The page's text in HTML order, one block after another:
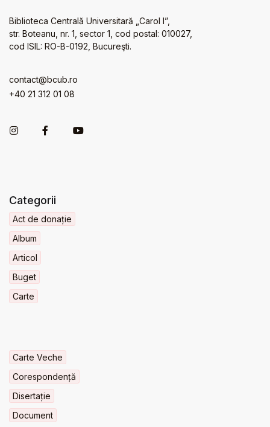
Biblioteca Centrală Universitară „Carol I”,
str. Boteanu, nr. 1, sector 1, cod postal: 010027,
cod ISIL: RO-B-0192, Bucureşti.
contact@bcub.ro
+40 21 312 01 08
Categorii
Act de donație
Album
Articol
Buget
Carte
Carte Veche
Corespondență
Disertație
Document